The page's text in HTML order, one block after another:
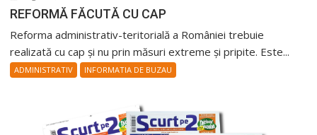
REFORMĂ FĂCUTĂ CU CAP
Reforma administrativ-teritorială a României trebuie
realizată cu cap și nu prin măsuri extreme și pripite. Este...
ADMINISTRATIV INFORMATIA DE BUZAU